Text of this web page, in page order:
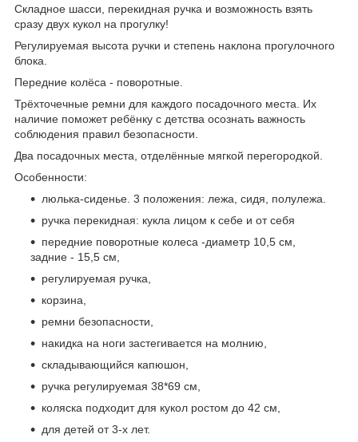
Складное шасси, перекидная ручка и возможность взять
сразу двух кукол на прогулку!
Регулируемая высота ручки и степень наклона прогулочного
блока.
Передние колёса - поворотные.
Трёхточечные ремни для каждого посадочного места. Их
наличие поможет ребёнку с детства осознать важность
соблюдения правил безопасности.
Два посадочных места, отделённые мягкой перегородкой.
Особенности:
люлька-сиденье. 3 положения: лежа, сидя, полулежа.
ручка перекидная: кукла лицом к себе и от себя
передние поворотные колеса -диаметр 10,5 см,
задние - 15,5 см,
регулируемая ручка,
корзина,
ремни безопасности,
накидка на ноги застегивается на молнию,
складывающийся капюшон,
ручка регулируемая 38*69 см,
коляска подходит для кукол ростом до 42 см,
для детей от 3-х лет.